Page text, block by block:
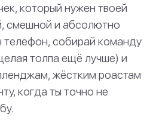
который нужен твоей
смешной и абсолютно
собирай команду
толпа ещё лучше) и
жёстким роастам
когда ты точно не